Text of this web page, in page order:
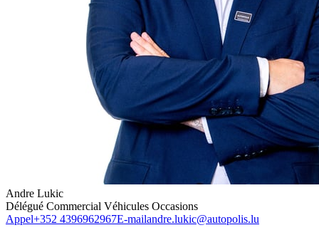
Andre Lukic
Délégué Commercial Véhicules Occasions
Appel+352 4396962967E-mailandre.lukic@autopolis.lu